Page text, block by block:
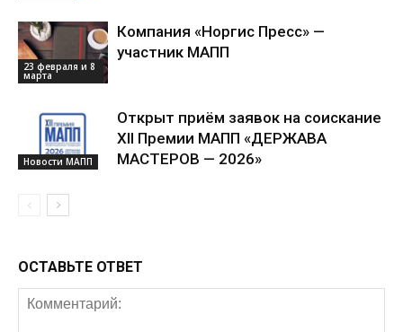
23 февраля и 8
марта
Компания «Норгис Пресс» —
участник МАПП
Новости МАПП
Открыт приём заявок на соискание
XII Премии МАПП «ДЕРЖАВА
МАСТЕРОВ — 2026»
ОСТАВЬТЕ ОТВЕТ